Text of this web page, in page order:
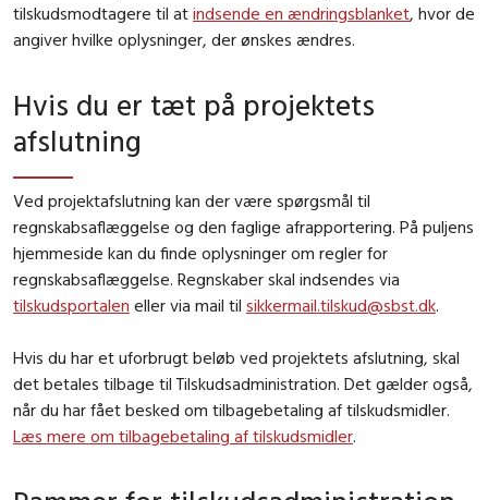
tilskudsmodtagere til at indsende en ændringsblanket, hvor de
angiver hvilke oplysninger, der ønskes ændres.
Hvis du er tæt på projektets
afslutning
Ved projektafslutning kan der være spørgsmål til
regnskabsaflæggelse og den faglige afrapportering. På puljens
hjemmeside kan du finde oplysninger om regler for
regnskabsaflæggelse. Regnskaber skal indsendes via
tilskudsportalen eller via mail til sikkermail.tilskud@sbst.dk.
Hvis du har et uforbrugt beløb ved projektets afslutning, skal
det betales tilbage til Tilskudsadministration. Det gælder også,
når du har fået besked om tilbagebetaling af tilskudsmidler.
Læs mere om tilbagebetaling af tilskudsmidler.